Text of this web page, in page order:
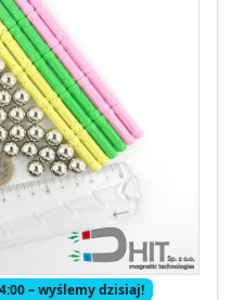
– wyślemy dzisiaj!